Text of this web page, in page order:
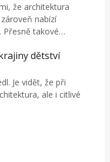
že architektura
nabízí
Přesně takové…
dětství
Je vidět, že při
ale i citlivé